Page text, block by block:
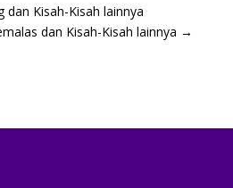
dan Kisah-Kisah lainnya
dan Kisah-Kisah lainnya →